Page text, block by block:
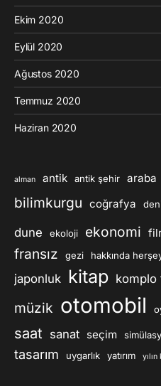
Ekim 2020
Eylül 2020
Ağustos 2020
Temmuz 2020
Haziran 2020
alman antik antik şehir araba
bilimkurgu coğrafya
dune ekoloji ekonomi
fransız gezi hakkında
japonluk kitap komplo
müzik otomobil
saat sanat seçim
tasarım uygarlık yatırım